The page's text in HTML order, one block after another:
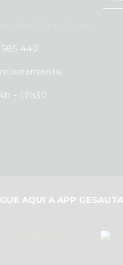
440
- 17h30
AQUI A APP